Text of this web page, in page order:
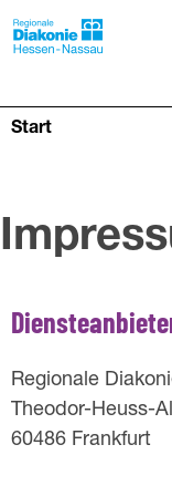
Start
Regionale
Theodor-Heuss-
60486 Frankfurt